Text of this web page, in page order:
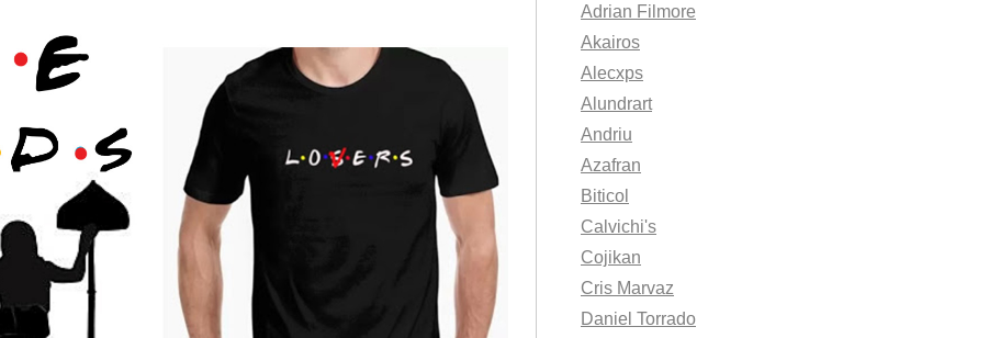
Adrian Filmore
Akairos
Alecxps
Alundrart
Andriu
Azafran
Biticol
Calvichi's
Cojikan
Cris Marvaz
Daniel Torrado